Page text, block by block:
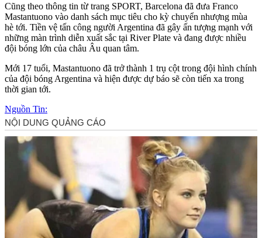
Cũng theo thông tin từ trang SPORT, Barcelona đã đưa Franco
Mastantuono vào danh sách mục tiêu cho kỳ chuyển nhượng mùa
hè tới. Tiền vệ tấn công người Argentina đã gây ấn tượng mạnh với
những màn trình diễn xuất sắc tại River Plate và đang được nhiều
đội bóng lớn của châu Âu quan tâm.
Mới 17 tuổi, Mastantuono đã trở thành 1 trụ cột trong đội hình chính
của đội bóng Argentina và hiện được dự báo sẽ còn tiến xa trong
thời gian tới.
Nguồn Tin: